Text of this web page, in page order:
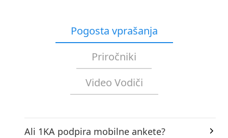
Pogosta vprašanja
Priročniki
Video Vodiči
Ali 1KA podpira mobilne ankete?